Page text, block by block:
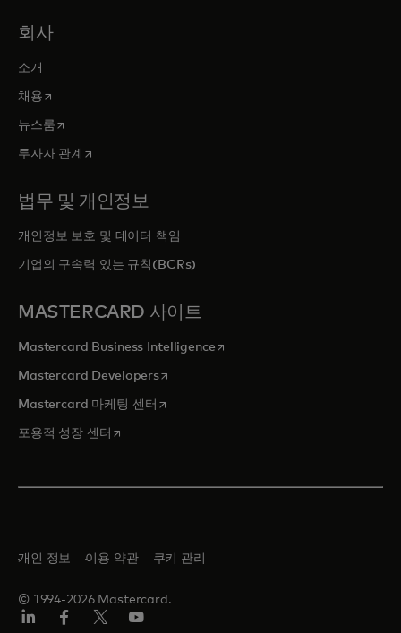
회사
소개
채용새 탭에서 열림
뉴스룸새 탭에서 열림
투자자 관계 새 탭에서 열림
법무 및 개인정보
개인정보 보호 및 데이터 책임
기업의 구속력 있는 규칙(BCRs)
MASTERCARD 사이트
Mastercard Business Intelligence새 탭에서 열림
Mastercard Developers새 탭에서 열림
Mastercard 마케팅 센터 새 탭에서 열림
포용적 성장 센터 새 탭에서 열림
© 1994-2026 Mastercard.
개인 정보 이용 약관 쿠키 관리